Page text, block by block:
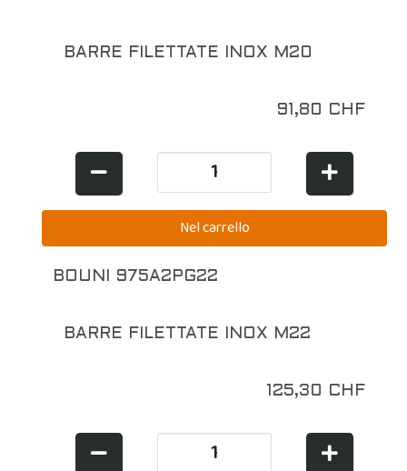
BARRE FILETTATE INOX M20
91,80 CHF
BOUNI 975A2PG22
BARRE FILETTATE INOX M22
125,30 CHF